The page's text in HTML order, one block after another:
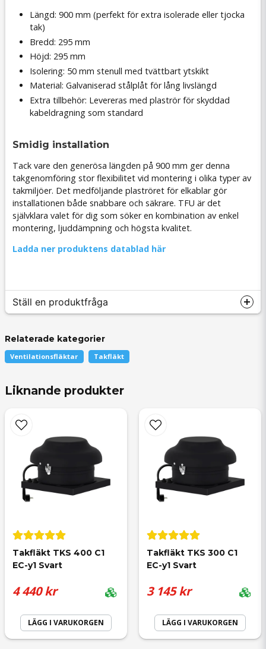
Längd: 900 mm (perfekt för extra isolerade eller tjocka
tak)
Bredd: 295 mm
Höjd: 295 mm
Isolering: 50 mm stenull med tvättbart ytskikt
Material: Galvaniserad stålplåt för lång livslängd
Extra tillbehör: Levereras med plaströr för skyddad
kabeldragning som standard
Smidig installation
Tack vare den generösa längden på 900 mm ger denna
takgenomföring stor flexibilitet vid montering i olika typer av
takmiljöer. Det medföljande plaströret för elkablar gör
installationen både snabbare och säkrare. TFU är det
självklara valet för dig som söker en kombination av enkel
montering, ljuddämpning och högsta kvalitet.
Ladda ner produktens datablad här
Ställ en produktfråga
question
Namn
Ja, ni får publicera min fråga
Relaterade kategorier
Ventilationsfläktar Takfläkt
Liknande produkter
Takfläkt TKS 400 C1
EC-y1 Svart
4 440 kr
LÄGG I VARUKORGEN
Takfläkt TKS 300 C1
EC-y1 Svart
3 145 kr
LÄGG I VARUKORGEN